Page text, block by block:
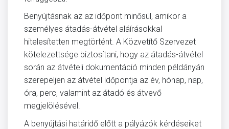
Benyújtásnak az az időpont minősül, amikor a
személyes átadás-átvétel aláírásokkal
hitelesítetten megtörtént. A Közvetítő Szervezet
kötelezettsége biztosítani, hogy az átadás-átvétel
során az átvételi dokumentáció minden példányán
szerepeljen az átvétel időpontja az év, hónap, nap,
óra, perc, valamint az átadó és átvevő
megjelölésével.
A benyújtási határidő előtt a pályázók kérdéseiket